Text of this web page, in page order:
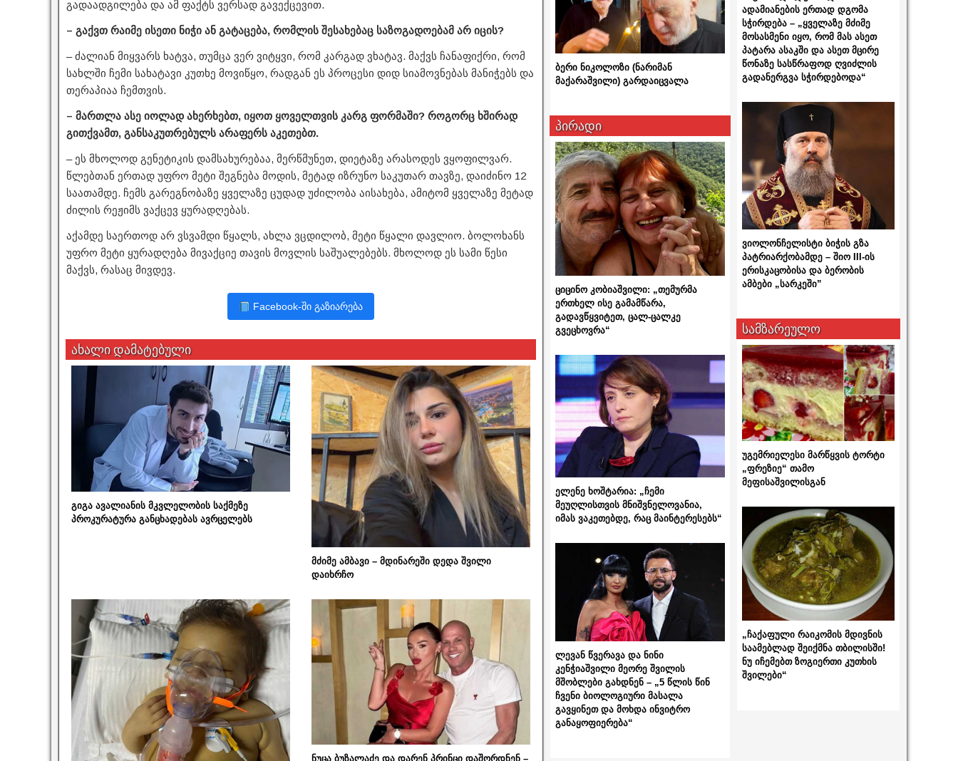
გადაადგილება და ამ ფაქტს ვერსად გავექცევით.
– გაქვთ რაიმე ისეთი ნიჭი ან გატაცება, რომლის შესახებაც საზოგადოებამ არ იცის?
– ძალიან მიყვარს ხატვა, თუმცა ვერ ვიტყვი, რომ კარგად ვხატავ. მაქვს ჩანაფიქრი, რომ
სახლში ჩემი სახატავი კუთხე მოვიწყო, რადგან ეს პროცესი დიდ სიამოვნებას მანიჭებს და
თერაპიაა ჩემთვის.
– მართლა ასე იოლად ახერხებთ, იყოთ ყოველთვის კარგ ფორმაში? როგორც ხშირად
გითქვამთ, განსაკუთრებულს არაფერს აკეთებთ.
– ეს მხოლოდ გენეტიკის დამსახურებაა, მერწმუნეთ, დიეტაზე არასოდეს ვყოფილვარ.
წლებთან ერთად უფრო მეტი შეგნება მოდის, მეტად იზრუნო საკუთარ თავზე, დაიძინო 12
საათამდე. ჩემს გარეგნობაზე ყველაზე ცუდად უძილობა აისახება, ამიტომ ყველაზე მეტად
ძილის რეჟიმს ვაქცევ ყურადღებას.
აქამდე საერთოდ არ ვსვამდი წყალს, ახლა ვცდილობ, მეტი წყალი დავლიო. ბოლოხანს
უფრო მეტი ყურადღება მივაქციე თავის მოვლის საშუალებებს. მხოლოდ ეს სამი წესი
მაქვს, რასაც მივდევ.
Facebook-ში გაზიარება
ახალი დამატებული
გიგა ავალიანის მკვლელობის საქმეზე
პროკურატურა განცხადებას ავრცელებს
მძიმე ამბავი – მდინარეში დედა შვილი
დაიხრჩო
ნუცა ბუზალაძე და დარენ პრინცი დაშორდნენ –
ბერი ნიკოლოზი (ნარიმან
მაქარაშვილი) გარდაიცვალა
პირადი
ციცინო კობიაშვილი: „თემურმა
ერთხელ ისე გამამწარა,
გადავწყვიტეთ, ცალ-ცალკე
გვეცხოვრა“
ელენე ხოშტარია: „ჩემი
მეუღლისთვის მნიშვნელოვანია,
იმას ვაკეთებდე, რაც მაინტერესებს“
ლევან წვერავა და ნინი
კენჭიაშვილი მეორე შვილის
მშობლები გახდნენ – „5 წლის წინ
ჩვენი ბიოლოგიური მასალა
გავყინეთ და მოხდა ინვიტრო
განაყოფიერება“
ადამიანების ერთად დგომა
სჭირდება – „ყველაზე მძიმე
მოსასმენი იყო, რომ მას ასეთ
პატარა ასაკში და ასეთ მცირე
წონაზე სასწრაფოდ ღვიძლის
გადანერგვა სჭირდებოდა“
ვიოლონჩელისტი ბიჭის გზა
პატრიარქობამდე – შიო III-ის
ერისკაცობისა და ბერობის
ამბები „სარკეში”
სამზარეულო
უგემრიელესი მარწყვის ტორტი
„ფრეზიე“ თამო
მეფისაშვილისგან
„ჩაქაფული რაიკომის მდივნის
საამებლად შეიქმნა თბილისში!
ნუ იჩემებთ ზოგიერთი კუთხის
შვილები“